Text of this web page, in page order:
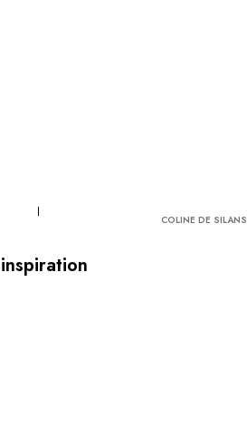
COLINE DE SILANS